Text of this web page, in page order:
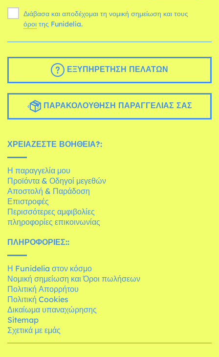
Διάβασα και αποδέχομαι τη νομική σημείωση και τους
όροι της Funidelia.
ΕΞΥΠΗΡΈΤΗΣΗ ΠΕΛΑΤΏΝ
ΠΑΡΑΚΟΛΟΎΘΗΣΗ ΠΑΡΑΓΓΕΛΊΑΣ ΣΑΣ
ΧΡΕΙΆΖΕΣΤΕ ΒΟΉΘΕΙΑ?:
Η παραγγελία μου
Προϊόντα & Οδηγοί μεγεθών
Αποστολή & Παράδοση
Επιστροφές
Περισσότερες αμφιβολίες
πληροφορίες επικοινωνίας
ΠΛΗΡΟΦΟΡΊΕΣ::
Η Funidelia στον κόσμο
Νομική σημείωση και Όροι πωλήσεων
Πολιτική Απορρήτου
Πολιτική Cookies
Δικαίωμα υπαναχώρησης
Sitemap
Σχετικά με εμάς